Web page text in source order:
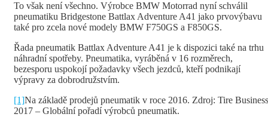
To však není všechno. Výrobce BMW Motorrad nyní schválil
pneumatiku Bridgestone Battlax Adventure A41 jako prvovýbavu
také pro zcela nové modely BMW F750GS a F850GS.
Řada pneumatik Battlax Adventure A41 je k dispozici také na trhu
náhradní spotřeby. Pneumatika, vyráběná v 16 rozměrech,
bezesporu uspokojí požadavky všech jezdců, kteří podnikají
výpravy za dobrodružstvím.
[1]Na základě prodejů pneumatik v roce 2016. Zdroj: Tire Business
2017 – Globální pořadí výrobců pneumatik.